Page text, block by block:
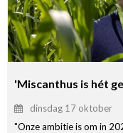
'Miscanthus is hét
dinsdag 17 oktober
"Onze ambitie is om in